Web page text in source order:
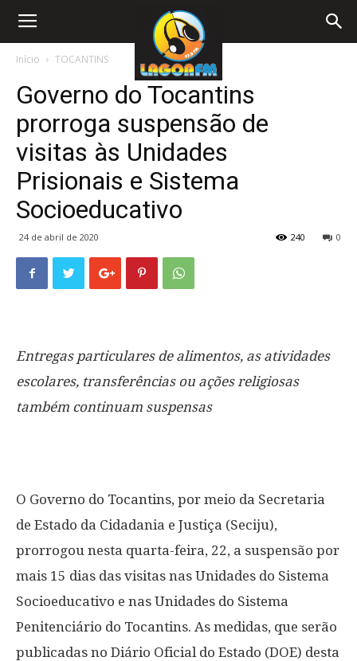
Início TOCANTINS
Governo do Tocantins
prorroga suspensão de
visitas às Unidades
Prisionais e Sistema
Socioeducativo
24 de abril de 2020 0
240
Entregas particulares de alimentos, as atividades
escolares, transferências ou ações religiosas
também continuam suspensas
O Governo do Tocantins, por meio da Secretaria
de Estado da Cidadania e Justiça (Seciju),
prorrogou nesta quarta-feira, 22, a suspensão por
mais 15 dias das visitas nas Unidades do Sistema
Socioeducativo e nas Unidades do Sistema
Penitenciário do Tocantins. As medidas, que serão
publicadas no Diário Oficial do Estado (DOE) desta